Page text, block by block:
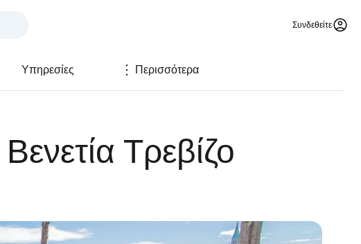
Συνδεθείτε
Υπηρεσίες Περισσότερα
Τρεβίζο